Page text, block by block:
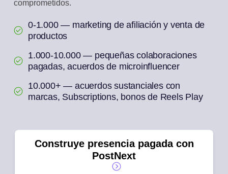
comprometidos.
0-1.000 — marketing de afiliación y venta de
productos
1.000-10.000 — pequeñas colaboraciones
pagadas, acuerdos de microinfluencer
10.000+ — acuerdos sustanciales con
marcas, Subscriptions, bonos de Reels Play
Construye presencia pagada con
PostNext